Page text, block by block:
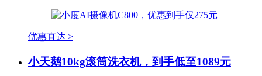
优惠直达 >
小天鹅10kg滚筒洗衣机，到手低至1089元